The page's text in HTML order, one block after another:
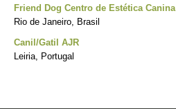
Friend Dog Centro de Estética Canina
Rio de Janeiro, Brasil
Canil/Gatil AJR
Leiria, Portugal